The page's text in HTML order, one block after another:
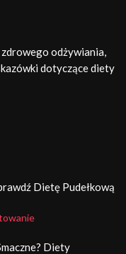
odżywiania,
dotyczące diety
Dietę Pudełkową
Diety